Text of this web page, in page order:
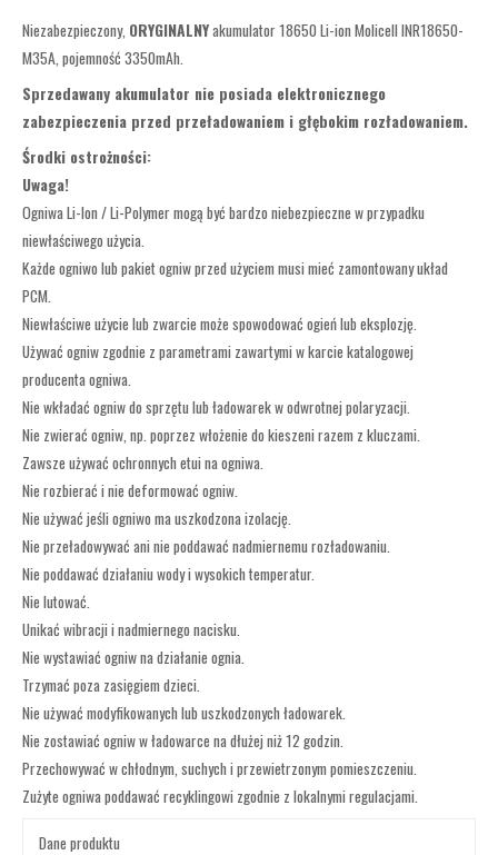
Niezabezpieczony, ORYGINALNYakumulator 18650 Li-ion Molicell INR18650-
M35A, pojemność 3350mAh.
Sprzedawany akumulator nie posiada elektronicznego
zabezpieczenia przed przeładowaniem i głębokim rozładowaniem.
Środki ostrożności:
Uwaga!
Ogniwa Li-Ion / Li-Polymer mogą być bardzo niebezpieczne w przypadku
niewłaściwego użycia.
Każde ogniwo lub pakiet ogniw przed użyciem musi mieć zamontowany układ
PCM.
Niewłaściwe użycie lub zwarcie może spowodować ogień lub eksplozję.
Używać ogniw zgodnie z parametrami zawartymi w karcie katalogowej
producenta ogniwa.
Nie wkładać ogniw do sprzętu lub ładowarek w odwrotnej polaryzacji.
Nie zwierać ogniw, np. poprzez włożenie do kieszeni razem z kluczami.
Zawsze używać ochronnych etui na ogniwa.
Nie rozbierać i nie deformować ogniw.
Nie używać jeśli ogniwo ma uszkodzona izolację.
Nie przeładowywać ani nie poddawać nadmiernemu rozładowaniu.
Nie poddawać działaniu wody i wysokich temperatur.
Nie lutować.
Unikać wibracji i nadmiernego nacisku.
Nie wystawiać ogniw na działanie ognia.
Trzymać poza zasięgiem dzieci.
Nie używać modyfikowanych lub uszkodzonych ładowarek.
Nie zostawiać ogniw w ładowarce na dłużej niż 12 godzin.
Przechowywać w chłodnym, suchych i przewietrzonym pomieszczeniu.
Zużyte ogniwa poddawać recyklingowi zgodnie z lokalnymi regulacjami.
Dane produktu